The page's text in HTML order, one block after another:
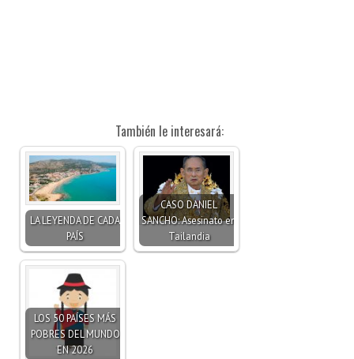
También le interesará:
LA LEYENDA DE CADA
PAÍS
CASO DANIEL
SANCHO: Asesinato en
Tailandia
LOS 50 PAÍSES MÁS
POBRES DEL MUNDO
EN 2026